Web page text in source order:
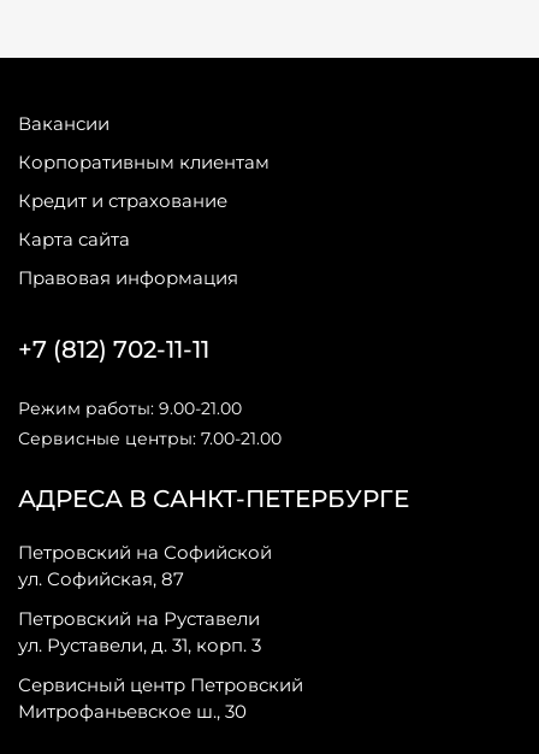
Вакансии
Корпоративным клиентам
Кредит и страхование
Карта сайта
Правовая информация
АДРЕСА В САНКТ-ПЕТЕРБУРГЕ
Петровский на Софийской
ул. Софийская, 87
Петровский на Руставели
ул. Руставели, д. 31, корп. 3
Сервисный центр Петровский
Митрофаньевское ш., 30
+7 (812) 702-11-11
Режим работы: 9.00-21.00
Сервисные центры: 7.00-21.00